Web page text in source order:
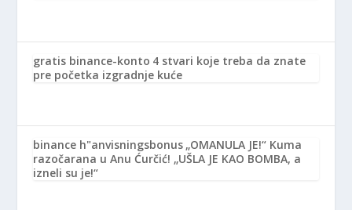
gratis binance-konto 4 stvari koje treba da znate
pre početka izgradnje kuće
binance h"anvisningsbonus „OMANULA JE!“ Kuma
razočarana u Anu Ćurčić! „UŠLA JE KAO BOMBA, a
izneli su je!“